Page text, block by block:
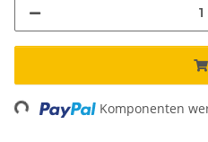
Komponenten